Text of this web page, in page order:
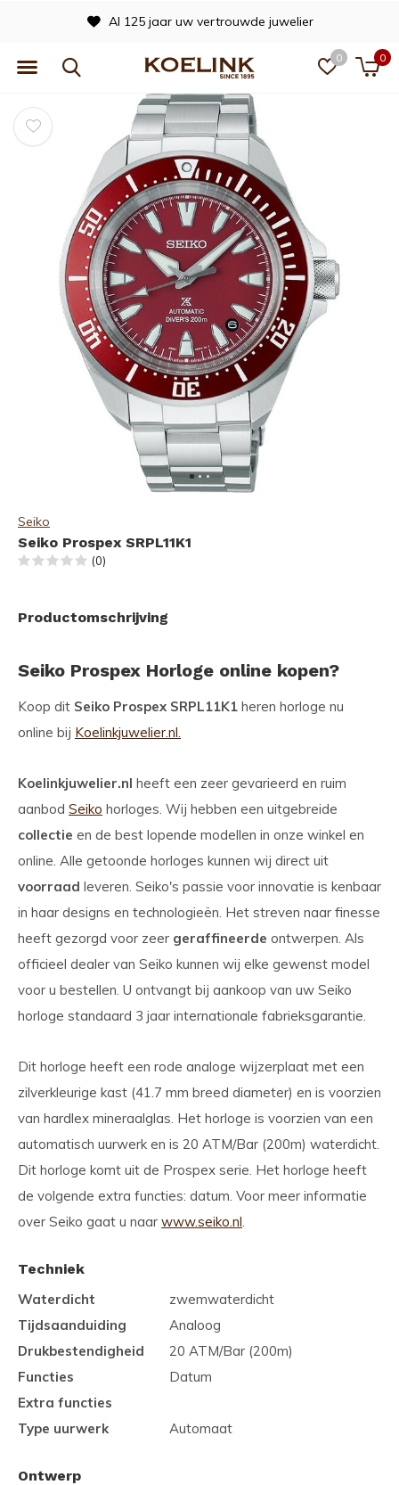
0 0
Al 125 jaar uw vertrouwde juwelier
Seiko
Seiko Prospex SRPL11K1
(0)
Productomschrijving
Seiko Prospex Horloge online kopen?
Koop dit Seiko Prospex SRPL11K1 heren horloge nu
online bij Koelinkjuwelier.nl.
Koelinkjuwelier.nl heeft een zeer gevarieerd en ruim
aanbod Seiko horloges. Wij hebben een uitgebreide
collectie en de best lopende modellen in onze winkel en
online. Alle getoonde horloges kunnen wij direct uit
voorraad leveren. Seiko's passie voor innovatie is kenbaar
in haar designs en technologieën. Het streven naar finesse
heeft gezorgd voor zeer geraffineerde ontwerpen. Als
officieel dealer van Seiko kunnen wij elke gewenst model
voor u bestellen. U ontvangt bij aankoop van uw Seiko
horloge standaard 3 jaar internationale fabrieksgarantie.
Dit horloge heeft een rode analoge wijzerplaat met een
zilverkleurige kast (41.7 mm breed diameter) en is voorzien
van hardlex mineraalglas. Het horloge is voorzien van een
automatisch uurwerk en is 20 ATM/Bar (200m) waterdicht.
Dit horloge komt uit de Prospex serie. Het horloge heeft
de volgende extra functies: datum. Voor meer informatie
over Seiko gaat u naar www.seiko.nl.
Techniek
Waterdicht
zwemwaterdicht
Tijdsaanduiding
Analoog
Drukbestendigheid
20 ATM/Bar (200m)
Functies
Datum
Extra functies
Type uurwerk
Automaat
Ontwerp